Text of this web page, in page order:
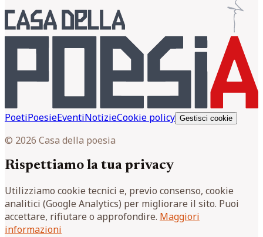
PoetiPoesieEventiNotizieCookie policy Gestisci cookie
© 2026 Casa della poesia
Rispettiamo la tua privacy
Utilizziamo cookie tecnici e, previo consenso, cookie
analitici (Google Analytics) per migliorare il sito. Puoi
accettare, rifiutare o approfondire. Maggiori
informazioni